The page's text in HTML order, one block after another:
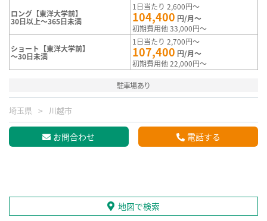
ロング【東洋大学前】
30日以上～365日未満
1日当たり 2,600円～
104,400 円/月～
初期費用他 33,000円～
ショート【東洋大学前】
～30日未満
1日当たり 2,700円～
107,400 円/月～
初期費用他 22,000円～
駐車場あり
埼玉県 川越市
お問合わせ 電話する
地図で検索